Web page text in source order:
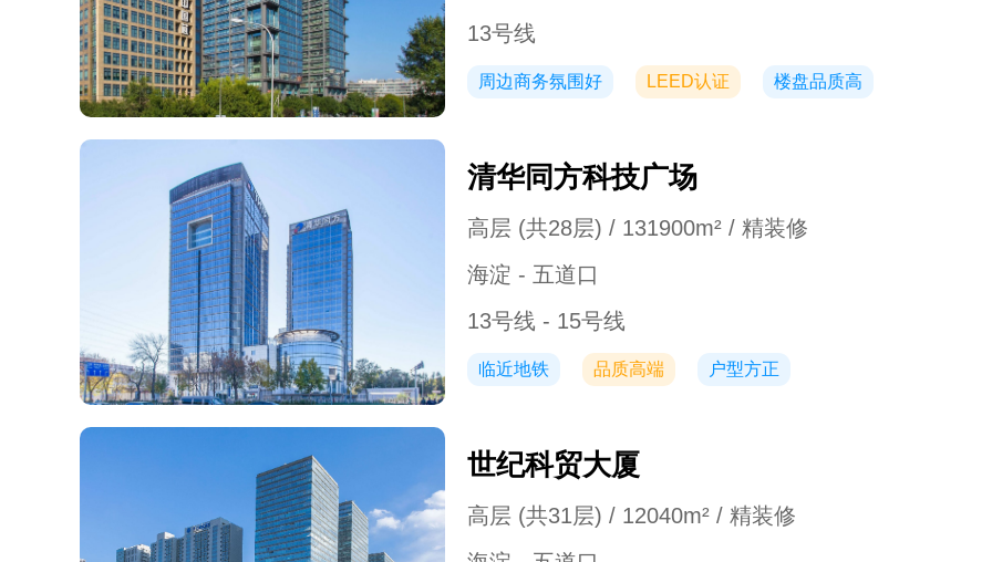
13号线
周边商务氛围好 LEED认证 楼盘品质高
清华同方科技广场
高层 (共28层) / 131900m² / 精装修
海淀 - 五道口
13号线 - 15号线
临近地铁 品质高端 户型方正
世纪科贸大厦
高层 (共31层) / 12040m² / 精装修